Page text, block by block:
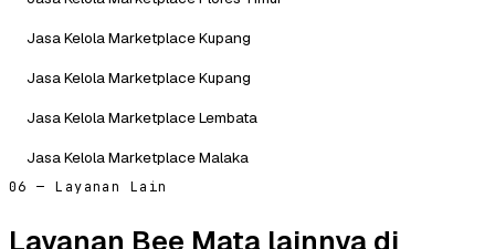
Jasa Kelola Marketplace Kupang
Jasa Kelola Marketplace Kupang
Jasa Kelola Marketplace Lembata
Jasa Kelola Marketplace Malaka
06 — Layanan Lain
Layanan Bee Mata lainnya di